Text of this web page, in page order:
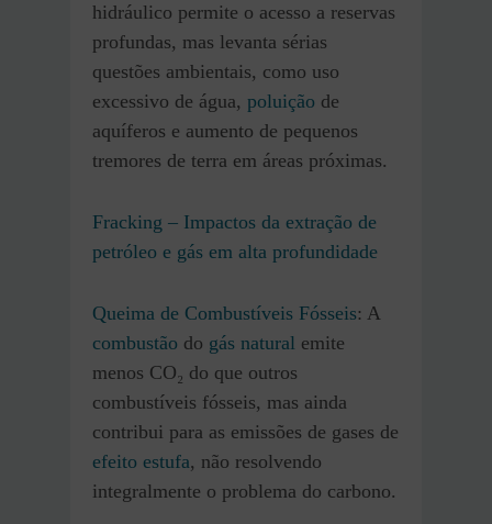
hidráulico permite o acesso a reservas
profundas, mas levanta sérias
questões ambientais, como uso
excessivo de água, poluição de
aquíferos e aumento de pequenos
tremores de terra em áreas próximas.
Fracking – Impactos da extração de
petróleo e gás em alta profundidade
Queima de Combustíveis Fósseis: A
combustão do gás natural emite
menos CO₂ do que outros
combustíveis fósseis, mas ainda
contribui para as emissões de gases de
efeito estufa, não resolvendo
integralmente o problema do carbono.